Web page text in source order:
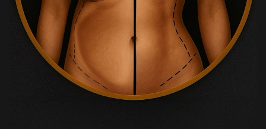
Abdominoplastie
Brazilian Butt Lift (BBL)